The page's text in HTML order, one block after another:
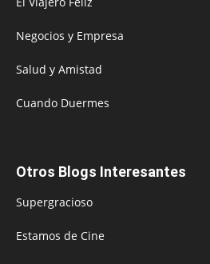
Negocios y Empresa
Salud y Amistad
Cuando Duermes
Otros Blogs Interesantes
Supergracioso
Estamos de Cine